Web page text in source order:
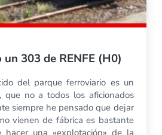
un 303 de RENFE (H0)
del parque ferroviario es un
que no a todos los aficionados
siempre he pensado que dejar
vienen de fábrica es bastante